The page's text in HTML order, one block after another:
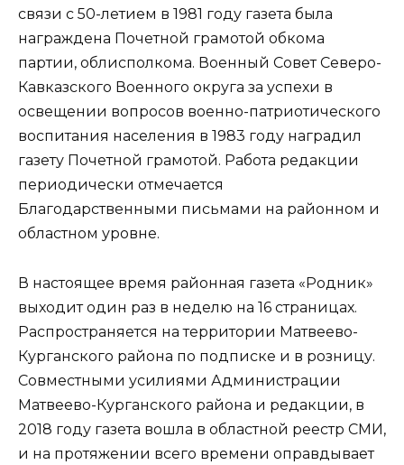
связи с 50-летием в 1981 году газета была
награждена Почетной грамотой обкома
партии, облисполкома. Военный Совет Северо-
Кавказского Военного округа за успехи в
освещении вопросов военно-патриотического
воспитания населения в 1983 году наградил
газету Почетной грамотой. Работа редакции
периодически отмечается
Благодарственными письмами на районном и
областном уровне.
В настоящее время районная газета «Родник»
выходит один раз в неделю на 16 страницах.
Распространяется на территории Матвеево-
Курганского района по подписке и в розницу.
Совместными усилиями Администрации
Матвеево-Курганского района и редакции, в
2018 году газета вошла в областной реестр СМИ,
и на протяжении всего времени оправдывает